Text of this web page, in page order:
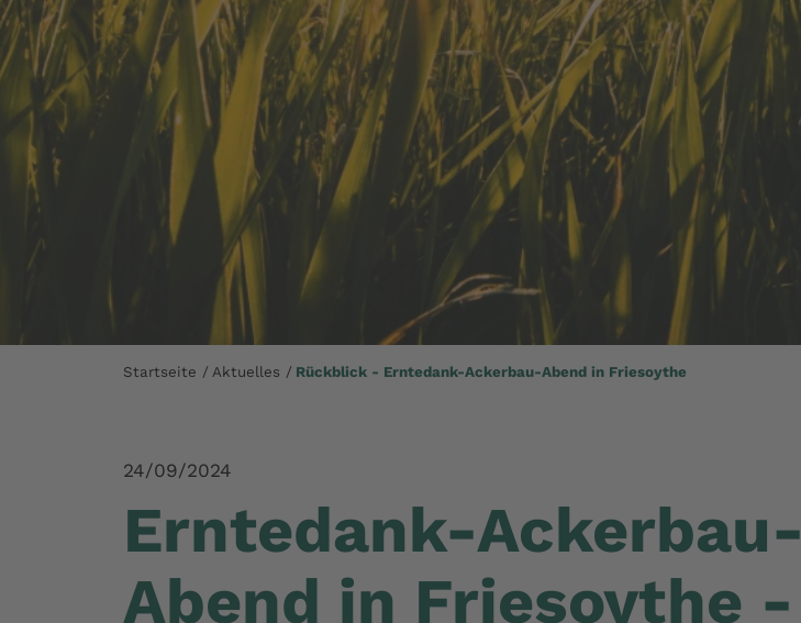
Startseite Aktuelles Rückblick - Erntedank-Ackerbau-Abend in Friesoythe
24/09/2024
Erntedank-Ackerbau-
Abend in Friesoythe -